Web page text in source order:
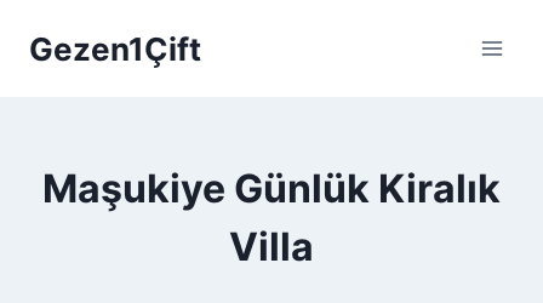
Gezen1Çift
Maşukiye Günlük Kiralık
Villa